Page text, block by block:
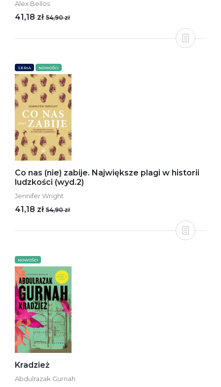
Alex Bellos
41,18 zł 54,90 zł
SERIA NOWOŚCI
Co nas (nie) zabije. Największe plagi w historii
ludzkości (wyd.2)
Jennifer Wright
41,18 zł 54,90 zł
NOWOŚCI
Kradzież
Abdulrazak Gurnah